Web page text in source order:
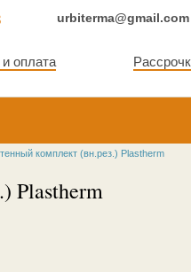
комплект (вн.рез.) Plastherm
Plastherm
urbiterma@gmail.com
оплата